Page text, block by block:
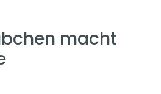
macht